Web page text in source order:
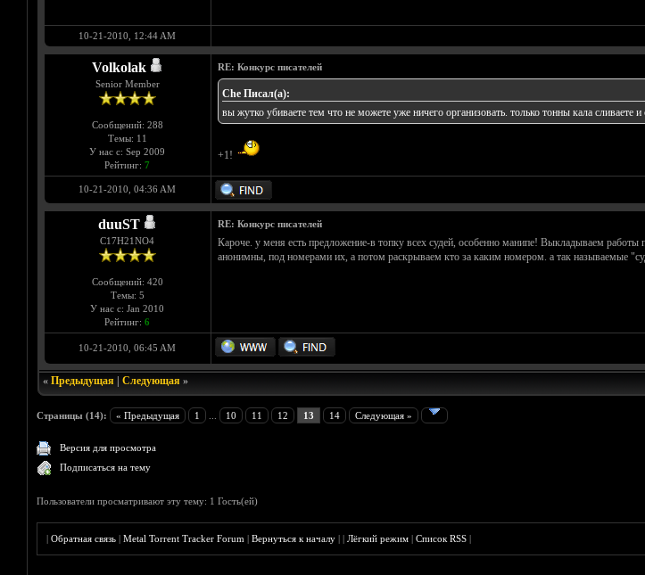
10-21-2010, 12:44 AM
Volkolak
Senior Member
Сообщений: 288
Темы: 11
У нас с: Sep 2009
Рейтинг: 7
RE: Конкурс писателей
Che Писал(а):
вы жутко убиваете тем что не можете уже ничего организовать. только тонны кала
+1!
10-21-2010, 04:36 AM
duuST
С17H21NO4
Сообщений: 420
Темы: 5
У нас с: Jan 2010
Рейтинг: 6
RE: Конкурс писателей
Кароче. у меня есть предложение-в топку всех судей, особенно манипе! Выкладываем
анонимны, под номерами их, а потом раскрываем кто за каким номером. а так называемые
10-21-2010, 06:45 AM
« Предыдущая| Следующая»
Страницы (14): « Предыдущая 1 10 11 12 13 14 Следующая »
Версия для просмотра
Подписаться на тему
Пользователи просматривают эту тему: 1 Гость(ей)
|Обратная связь |Metal Torrent Tracker Forum |Вернуться к началу ||Лёгкий режим |Список RSS |